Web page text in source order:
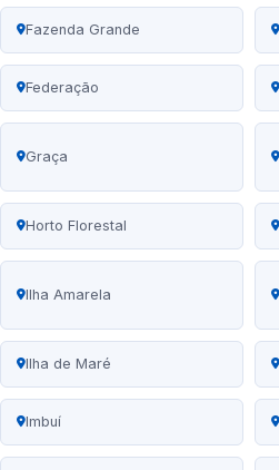
Fazenda Grande
Federação
Graça
Horto Florestal
Ilha Amarela
Ilha de Maré
Imbuí